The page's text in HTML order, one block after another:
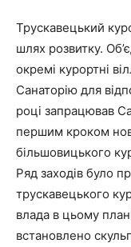
Трускавецький
шлях розвитку.
окремі курортні
Санаторію для
році запрацював
першим кроком
більшовицького
Ряд заходів було
трускавецького
влада в цьому
встановлено